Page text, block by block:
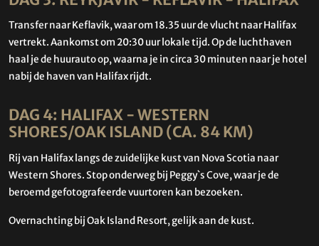
Transfer naar Keflavik, waar om 18.35 uur de vlucht naar Halifax
vertrekt. Aankomst om 20:30 uur lokale tijd. Op de luchthaven
haal je de huurauto op, waarna je in circa 30 minuten naar je hotel
nabij de haven van Halifax rijdt.
DAG 4: HALIFAX - WESTERN
SHORES/OAK ISLAND (CA. 84 KM)
Rij van Halifax langs de zuidelijke kust van Nova Scotia naar
Western Shores. Stop onderweg bij Peggy`s Cove, waar je de
beroemd gefotografeerde vuurtoren kan bezoeken.
Overnachting bij Oak Island Resort, gelijk aan de kust.